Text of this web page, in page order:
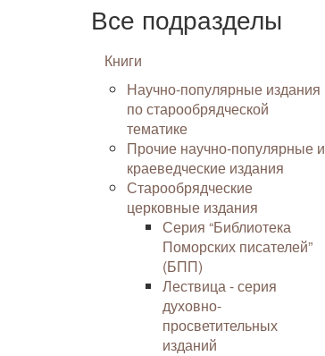
Все подразделы
Книги
Научно-популярные издания
по старообрядческой
тематике
Прочие научно-популярные и
краеведческие издания
Старообрядческие
церковные издания
Серия “Библиотека
Поморских писателей”
(БПП)
Лествица - серия
духовно-
просветительных
изданий